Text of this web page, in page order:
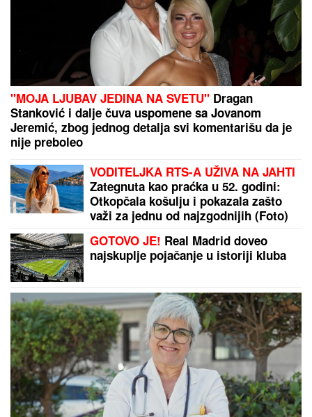
"MOJA LJUBAV JEDINA NA SVETU" Dragan
Stanković i dalje čuva uspomene sa Jovanom
Jeremić, zbog jednog detalja svi komentarišu da je
nije preboleo
VODITELJKA RTS-A UŽIVA NA JAHTI
Zategnuta kao praćka u 52. godini:
Otkopčala košulju i pokazala zašto
važi za jednu od najzgodnijih (Foto)
GOTOVO JE! Real Madrid doveo
najskuplje pojačanje u istoriji kluba